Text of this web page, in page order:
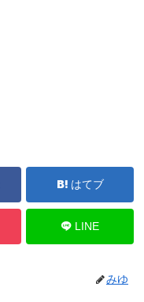
はてブ
LINE
みゆ